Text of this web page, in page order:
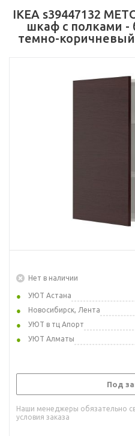
IKEA s39447132
шкаф с полками -
темно-коричневый
Нет в наличии
УЮТ Астана
Новосибирск, Лента
УЮТ в тц Апорт
УЮТ Алматы
Под
Наши менеджеры обязательно
условия заказа